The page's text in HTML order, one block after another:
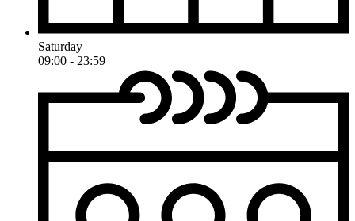
Saturday
09:00 - 23:59